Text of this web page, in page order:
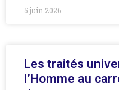
5 juin 2026
Les traités
l’Homme au